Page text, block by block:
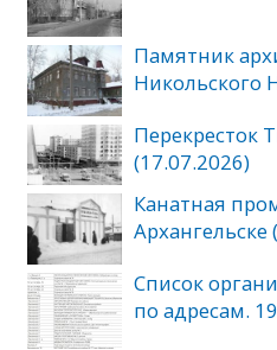
Памятник
Никольского
Перекресток
(17.07.2026)
Канатная
Архангельске
Список
по адресам.